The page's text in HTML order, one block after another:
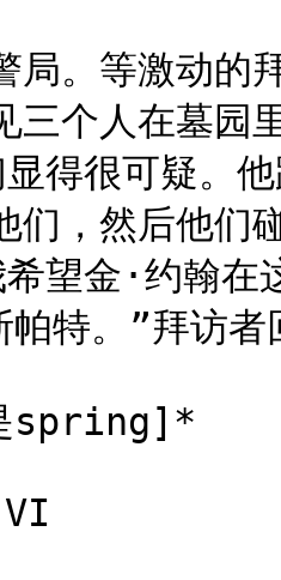
局。等激动的
三个人在墓园
得很可疑。
们，然后他
望金·约翰
特。”拜访者
spring]*